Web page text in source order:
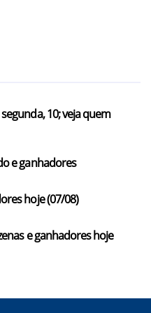
10; veja quem
e ganhadores
hoje (07/08)
e ganhadores hoje